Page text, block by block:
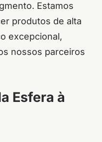
Estamos
produtos de alta
excepcional,
nossos parceiros
Esfera à